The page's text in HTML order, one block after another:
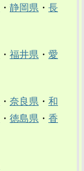
・ 静岡県 ・ 長
・ 福井県 ・ 愛
・ 奈良県 ・ 和
・ 徳島県 ・ 香